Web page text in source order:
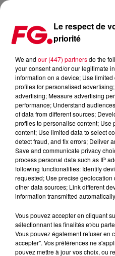
ARNO COST ET NORMAN DORAY
Publié : 3 mars 2020 à 6h25
Le respect de
priorité
We and our (447) partnersdo the
your consent and/or our legitimate
information on a device; Use
profiles for personalised
advertising; Measure advertising
performance; Understand
of data from different sources;
profiles to personalise content; Use
content; Use limited data to select
detect fraud, and fix errors; Deliver
Save and communicate privacy
process personal data such as IP
following functionalities: Identify
requested; Use precise
other data sources; Link different
information transmitted
Vous pouvez accepter en cliquant
sélectionnant les finalités et/ou
Vous pouvez également refuser en
accepter". Vos préférences ne
pouvez mettre à jour vos choix, ou